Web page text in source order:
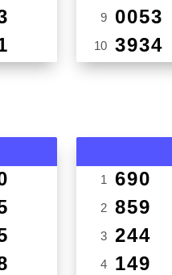
9 0053
10 3934
1 690
2 859
3 244
4 149